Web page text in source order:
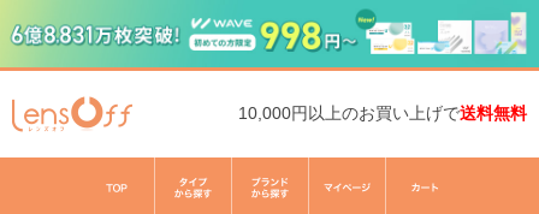
10,000円以上のお買い上げで送料無料